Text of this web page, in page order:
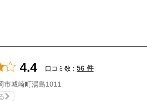
4.4 口コミ数 : 56 件
市城崎町湯島1011